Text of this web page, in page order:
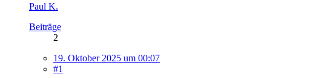
Paul K.
Beiträge
2
19. Oktober 2025 um 00:07
#1